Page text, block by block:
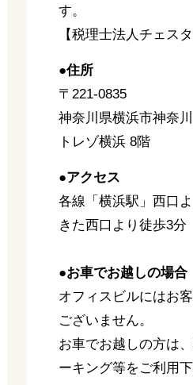
す。
【税理士法人チェス
●住所
〒221-0835
神奈川県横浜市神奈
トレゾ横浜 8階
●アクセス
各線「横浜駅」西口
きた西口より徒歩3分
●お車でお越しの場合
オフィスビルにはお
ございません。
お車でお越しの方は
ーキング等をご利用下